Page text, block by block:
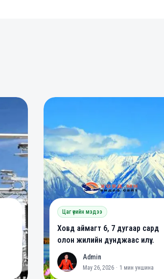
Цаг үеийн мэдээ
Ховд аймагт 6, 7 дугаар сард
олон жилийн дунджаас илүү
халуун байх төлөвтэй байна
A
Admin
May 26, 2026 · 1 мин уншина